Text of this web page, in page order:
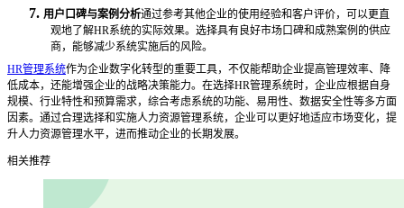
7. 用户口碑与案例分析通过参考其他企业的使用经验和客户评价，可以更直
观地了解HR系统的实际效果。选择具有良好市场口碑和成熟案例的供应
商，能够减少系统实施后的风险。
HR管理系统作为企业数字化转型的重要工具，不仅能帮助企业提高管理效率、降
低成本，还能增强企业的战略决策能力。在选择HR管理系统时，企业应根据自身
规模、行业特性和预算需求，综合考虑系统的功能、易用性、数据安全性等多方面
因素。通过合理选择和实施人力资源管理系统，企业可以更好地适应市场变化，提
升人力资源管理水平，进而推动企业的长期发展。
相关推荐